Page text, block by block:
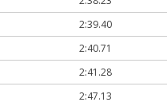
2:39.40
2:40.71
2:41.28
2:47.13